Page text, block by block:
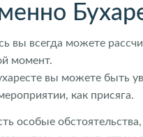
вы всегда можете
момент.
вы можете быть
как присяга.
особые